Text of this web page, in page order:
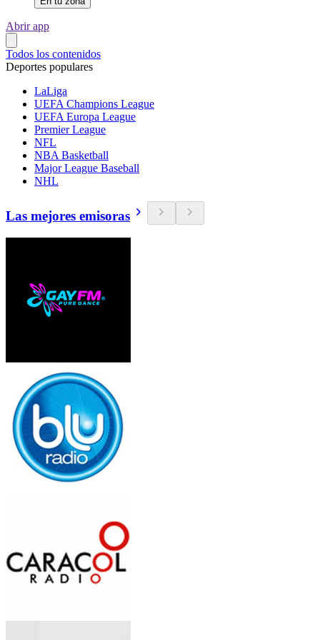
Abrir app
Todos los contenidos
Deportes populares
LaLiga
UEFA Champions League
UEFA Europa League
Premier League
NFL
NBA Basketball
Major League Baseball
NHL
Las mejores emisoras